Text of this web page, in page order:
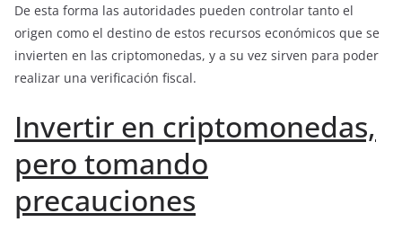
De esta forma las autoridades pueden controlar tanto el
origen como el destino de estos recursos económicos que se
invierten en las criptomonedas, y a su vez sirven para poder
realizar una verificación fiscal.
Invertir en criptomonedas,
pero tomando
precauciones